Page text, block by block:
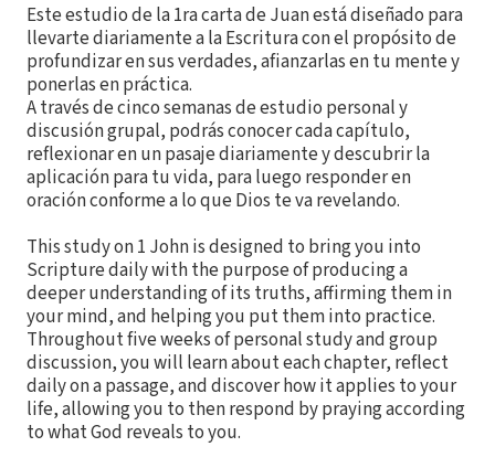
Este estudio de la 1ra carta de Juan está diseñado para
llevarte diariamente a la Escritura con el propósito de
profundizar en sus verdades, afianzarlas en tu mente y
ponerlas en práctica.
A través de cinco semanas de estudio personal y
discusión grupal, podrás conocer cada capítulo,
reflexionar en un pasaje diariamente y descubrir la
aplicación para tu vida, para luego responder en
oración conforme a lo que Dios te va revelando.
This study on 1 John is designed to bring you into
Scripture daily with the purpose of producing a
deeper understanding of its truths, affirming them in
your mind, and helping you put them into practice.
Throughout five weeks of personal study and group
discussion, you will learn about each chapter, reflect
daily on a passage, and discover how it applies to your
life, allowing you to then respond by praying according
to what God reveals to you.